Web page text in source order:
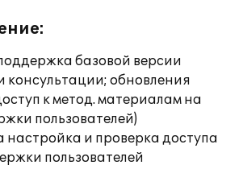
базовой версии
консультации; обновления
к метод. материалам на
пользователей)
настройка и проверка доступа
пользователей